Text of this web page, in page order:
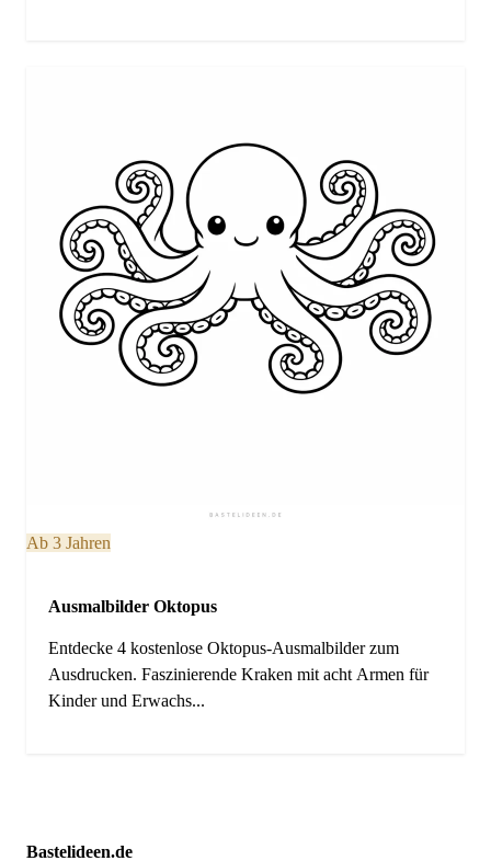
Ab 3 Jahren
Ausmalbilder Oktopus
Entdecke 4 kostenlose Oktopus-Ausmalbilder zum
Ausdrucken. Faszinierende Kraken mit acht Armen für
Kinder und Erwachs...
Bastelideen.de